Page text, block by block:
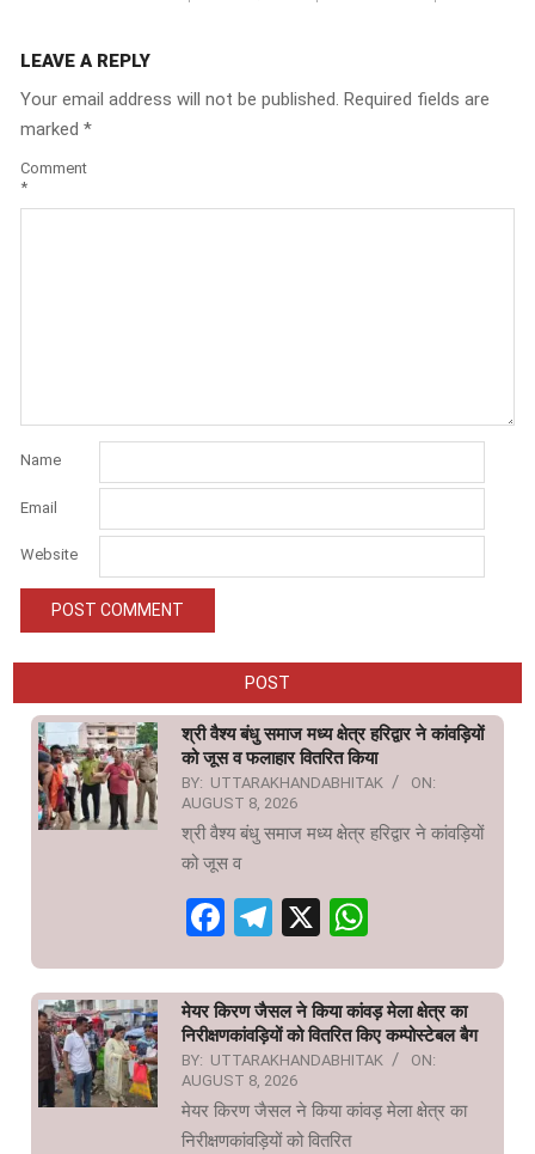
LEAVE A REPLY
Your email address will not be published. Required fields are
marked *
Comment
*
Name
Email
Website
POST
श्री वैश्य बंधु समाज मध्य क्षेत्र हरिद्वार ने कांवड़ियों
को जूस व फलाहार वितरित किया
BY: UTTARAKHANDABHITAK
ON:
AUGUST 8, 2026
श्री वैश्य बंधु समाज मध्य क्षेत्र हरिद्वार ने कांवड़ियों
को जूस व
Facebook
Telegram
X
मेयर किरण जैसल ने किया कांवड़ मेला क्षेत्र का
निरीक्षणकांवड़ियों को वितरित किए कम्पोस्टेबल बैग
BY: UTTARAKHANDABHITAK
ON:
AUGUST 8, 2026
मेयर किरण जैसल ने किया कांवड़ मेला क्षेत्र का
निरीक्षणकांवड़ियों को वितरित